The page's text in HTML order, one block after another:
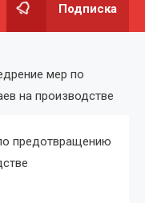
Подписка
мер по
на производстве